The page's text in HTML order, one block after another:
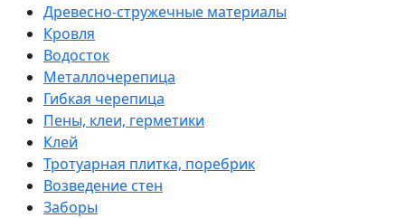
Древесно-стружечные материалы
Кровля
Водосток
Металлочерепица
Гибкая черепица
Пены, клеи, герметики
Клей
Тротуарная плитка, поребрик
Возведение стен
Заборы